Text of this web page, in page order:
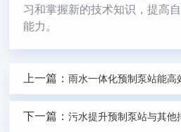
习和掌握新的技术知识，提高
能力。
上一篇：雨水一体化预制泵站能高
下一篇：污水提升预制泵站与其他